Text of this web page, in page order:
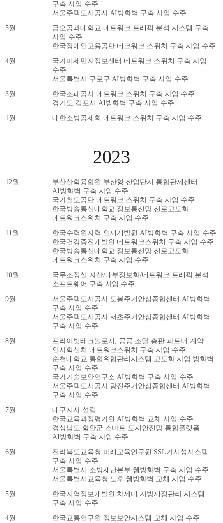
구축 사업 수주
서울주택도시공사 AI방화벽 구축 사업 수주
5월
금오공과대학교 네트워크 트래픽 분석 시스템 구축
사업 수주
한국장애인고용공단 네크워크 스위치 구축 사업 수주
4월
국가미세먼지정보센터 네트워크 스위치 구축 사업
수주
서울특별시 구로구 AI방화벽 구축 사업 수주
3월
한국조폐공사 네트워크 스위치 구축 사업 수주
경기도 김포시 AI방화벽 구축 사업 수주
1월
대한소방공제회 네트워크 스위치 구축 사업 수주
2023
12월
부산산학융합원 부산형 산업단지 통합관제센터
AI방화벽 구축 사업 수주
국가철도공단 네트워크 스위치 구축 사업 수주
한국방송통신대학교 정보통신망 선로고도화
네트워크스위치 구축 사업 수주
11월
한국수력원자력 인재개발원 AI방화벽 구축 사업 수주
한국건강증진개발원 네트워크스위치 구축 사업 수주
한국방송통신대학교 정보통신망 선로고도화
네트워크스위치 구축 사업 수주
10월
국무조정실 자산/내부정보화/네트워크 트래픽 분석
소프트웨어 구축 사업 수주
9월
서울주택도시공사 도봉주거안심종합센터 AI방화벽
구축 사업 수주
서울주택도시공사 서초주거안심종합센터 AI방화벽
구축 사업 수주
8월
프라이빗테크놀로지, 공공 조달 총판 파트너 계약
인사혁신처 네트워크스위치 구축 사업 수주
순천대학교 통합위협관리시스템 고도화 사업 방화벽
구축 사업 수주
국가기술보안연구소 AI방화벽 구축 사업 수주
서울주택도시공사 광진주거안심종합센터 AI방화벽
구축 사업 수주
7월
대구지사 설립
한국교육과정평가원 AI방화벽 교체 사업 수주
경상남도 함안군 스마트 도시안전망 통합플랫폼
AI방화벽 구축 사업 수주
6월
전라북도교육청 미래교육연구원 SSL가시성시스템
구축 사업 수주
서울특별시 소방재난본부 웹방화벽 구축 사업 수주
서울특별시교육청 노후 웹방화벽 교체 사업 수주
5월
한국지역정보개발원 차세대 지방재정관리 시스템
구축 사업 수주
4월
한국교통연구원 정보보안시스템 교체 사업 수주